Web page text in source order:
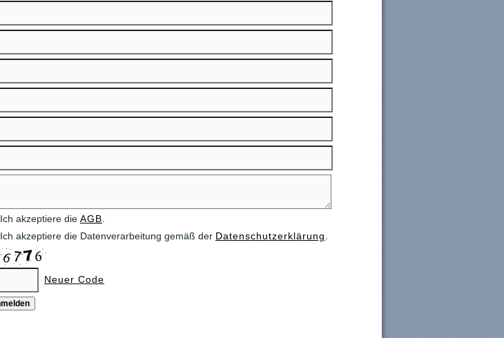
Ich akzeptiere die AGB.
Ich akzeptiere die Datenverarbeitung gemäß der Datenschutzerklärung.
Neuer Code